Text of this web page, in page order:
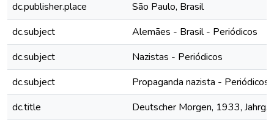
dc.publisher.place
São Paulo, Brasil
dc.subject
Alemães - Brasil - Periódicos
dc.subject
Nazistas - Periódicos
dc.subject
Propaganda nazista - Periódicos
dc.title
Deutscher Morgen, 1933, Jahrg.